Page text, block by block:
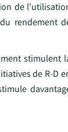
de
rendement
stimulent
de R-D